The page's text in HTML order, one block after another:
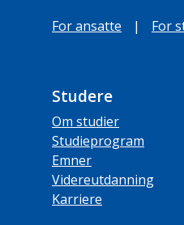
For ansatte | For
Studere
Om studier
Studieprogram
Emner
Videreutdanning
Karriere